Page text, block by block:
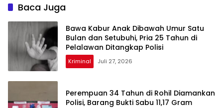
Baca Juga
Bawa Kabur Anak Dibawah Umur Satu
Bulan dan Setubuhi, Pria 25 Tahun di
Pelalawan Ditangkap Polisi
Kriminal Juli 27, 2026
Perempuan 34 Tahun di Rohil Diamankan
Polisi, Barang Bukti Sabu 11,17 Gram